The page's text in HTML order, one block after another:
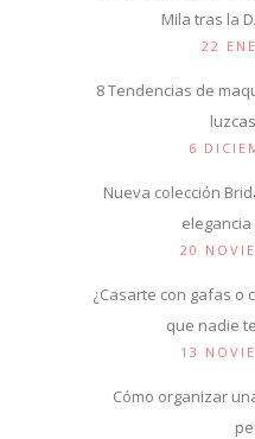
Mila tras la
22
8 Tendencias de
6
Nueva colección
20
¿Casarte con gafas o
que nadie
13
Cómo organizar